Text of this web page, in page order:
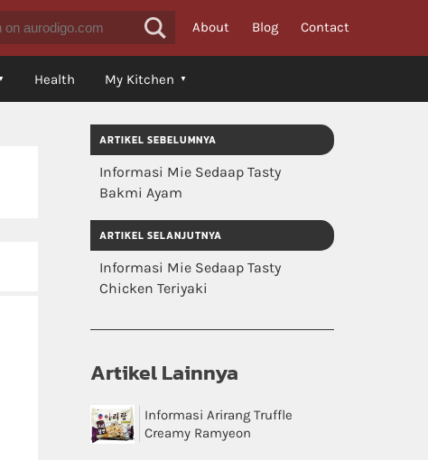
About Blog Contact
Health My Kitchen
ARTIKEL SEBELUMNYA
Informasi Mie Sedaap Tasty
Bakmi Ayam
ARTIKEL SELANJUTNYA
Informasi Mie Sedaap Tasty
Chicken Teriyaki
Artikel Lainnya
Informasi Arirang Truffle
Creamy Ramyeon